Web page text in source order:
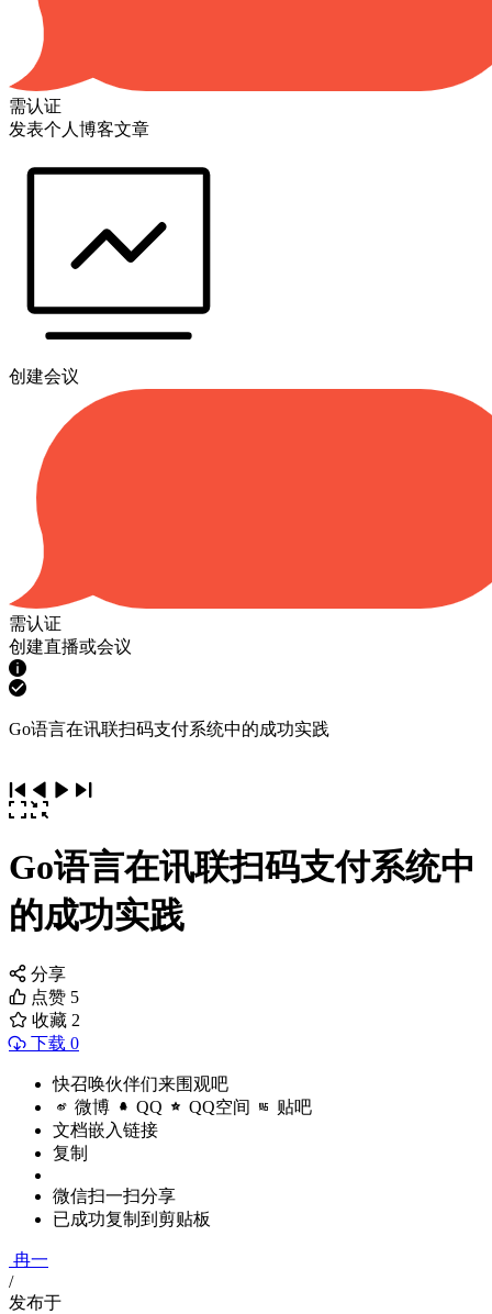
需认证
发表个人博客文章
创建会议
需认证
创建直播或会议
Go语言在讯联扫码支付系统中的成功实践
Go语言在讯联扫码支付系统中
的成功实践
分享
点赞 5
收藏 2
下载 0
快召唤伙伴们来围观吧
微博 QQ QQ空间 贴吧
文档嵌入链接
复制
微信扫一扫分享
已成功复制到剪贴板
冉一
/
发布于